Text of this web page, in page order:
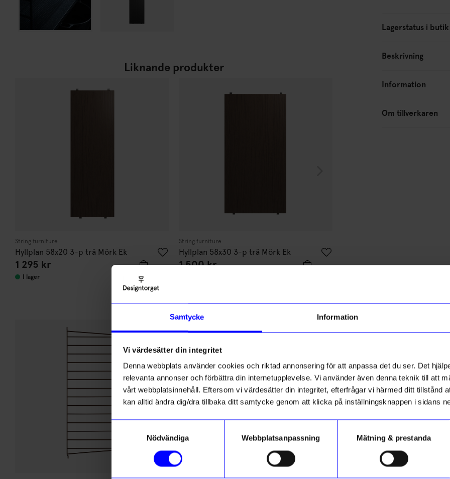
Samtycke Information
Vi värdesätter din integritet
Denna webbplats använder cookies och riktad annonsering för att anpassa det du ser. Det
relevanta annonser och förbättra din internetupplevelse. Vi använder även denna teknik till att
vårt webbplatsinnehåll. Eftersom vi värdesätter din integritet, efterfrågar vi härmed ditt tillstånd
kan alltid ändra dig/dra tillbaka ditt samtycke genom att klicka på inställningsknappen i sidans
Samtyckesval
Nödvändiga
Webbplatsanpassning Mätning & prestanda
Liknande produkter
String furniture
Hyllplan 58x20 3-p trä Mörk Ek
1 295 kr
I lager
String furniture
Hyllplan 58x30 3-p trä Mörk Ek
1 500kr 1 500kr
Lagerstatus i butik
Beskrivning
Information
Om tillverkaren